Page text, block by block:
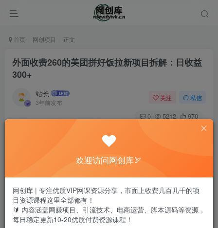
首页 网创项目 正文
外面收费260的美团拼好饭拉新项目拆解：日收益
300+
站长
3年前发布
关注 私信
0 5212 970
欢迎访问网创库🏹
网创库 | 专注优质VIP网课资源分享，市面上收费几百几千的项
目资源课程这里全部都有！
🔰 内容涵盖网赚项目、引流技术、电商运营、脚本源码等资源，
每日稳定更新10-20优质付费资源课程！